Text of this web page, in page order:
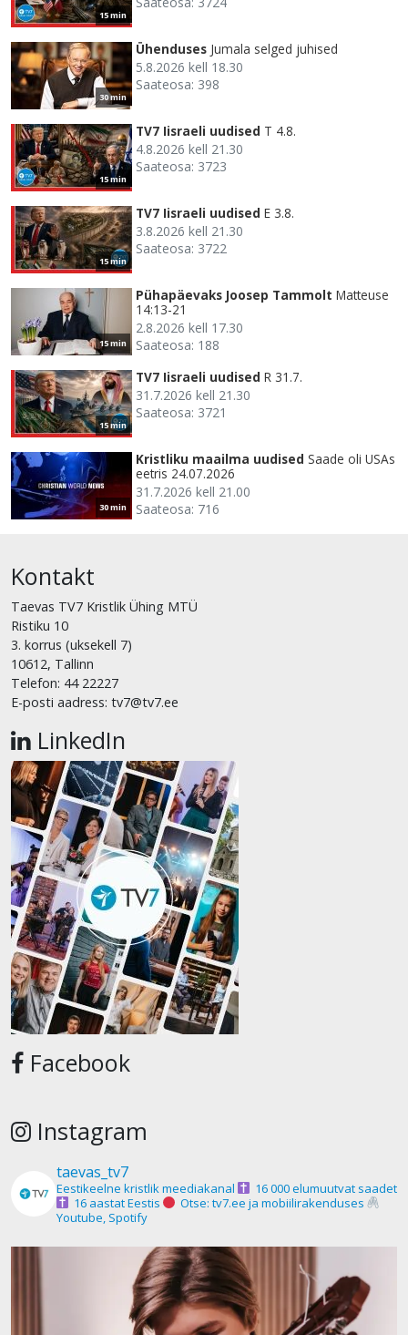
15 min
30 min
Ühenduses Jumala selged juhised
5.8.2026 kell 18.30
Saateosa: 398
15 min
TV7 Iisraeli uudised T 4.8.
4.8.2026 kell 21.30
Saateosa: 3723
15 min
TV7 Iisraeli uudised E 3.8.
3.8.2026 kell 21.30
Saateosa: 3722
15 min
Pühapäevaks Joosep Tammolt Matteuse
14:13-21
2.8.2026 kell 17.30
Saateosa: 188
15 min
TV7 Iisraeli uudised R 31.7.
31.7.2026 kell 21.30
Saateosa: 3721
30 min
Kristliku maailma uudised Saade oli USAs
eetris 24.07.2026
31.7.2026 kell 21.00
Saateosa: 716
Kontakt
Taevas TV7 Kristlik Ühing MTÜ
Ristiku 10
3. korrus (uksekell 7)
10612, Tallinn
Telefon: 44 22227
E-posti aadress: tv7@tv7.ee
LinkedIn
Facebook
Instagram
taevas_tv7
Eestikeelne kristlik meediakanal
16 000 elumuutvat saadet
16 aastat Eestis
Otse: tv7.ee ja mobiilirakenduses
Youtube, Spotify